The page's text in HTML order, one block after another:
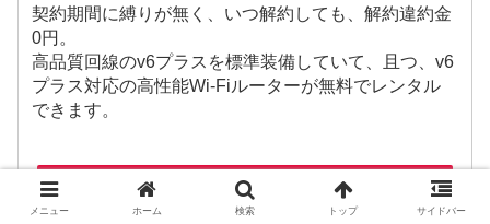
契約期間に縛りが無く、いつ解約しても、解約違約金
0円。
高品質回線のv6プラスを標準装備していて、且つ、v6
プラス対応の高性能Wi-Fiルーターが無料でレンタル
できます。
シンプルに安い速いGMOとくとくBB光！
メニュー ホーム 検索 トップ サイドバー